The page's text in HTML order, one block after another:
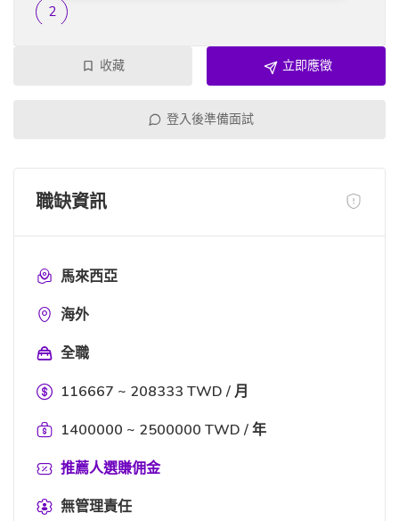
收藏 立即應徵
登入後準備面試
職缺資訊
馬來西亞
海外
全職
116667 ~ 208333 TWD / 月
1400000 ~ 2500000 TWD / 年
推薦人選賺佣金
無管理責任